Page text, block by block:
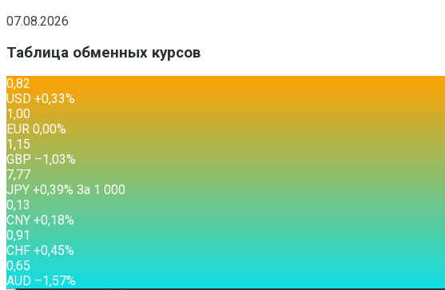
07.08.2026
Таблица обменных курсов
0,82
USD +0,33%
1,00
EUR 0,00%
1,15
GBP –1,03%
7,77
JPY +0,39% За 1 000
0,13
CNY +0,18%
0,91
CHF +0,45%
0,65
AUD –1,57%